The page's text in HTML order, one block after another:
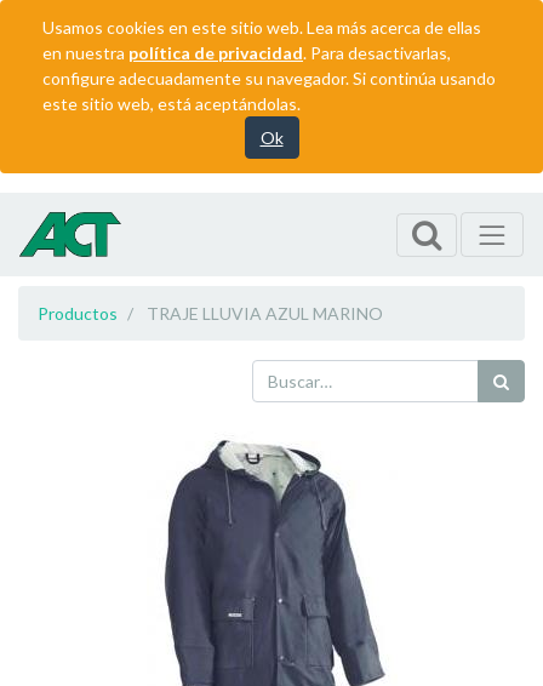
Usamos cookies en este sitio web. Lea más acerca de ellas
en nuestra política de privacidad. Para desactivarlas,
configure adecuadamente su navegador. Si continúa usando
este sitio web, está aceptándolas.
Ok
Productos TRAJE LLUVIA AZUL MARINO